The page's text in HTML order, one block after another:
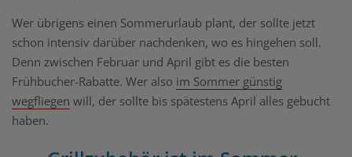
Wer übrigens einen Sommerurlaub plant, der sollte jetzt
schon intensiv darüber nachdenken, wo es hingehen soll.
Denn zwischen Februar und April gibt es die besten
Frühbucher-Rabatte. Wer also im Sommer günstig
wegfliegen will, der sollte bis spätestens April alles gebucht
haben.